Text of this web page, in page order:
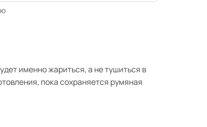
именно жариться, а не тушиться в
пока сохраняется румяная